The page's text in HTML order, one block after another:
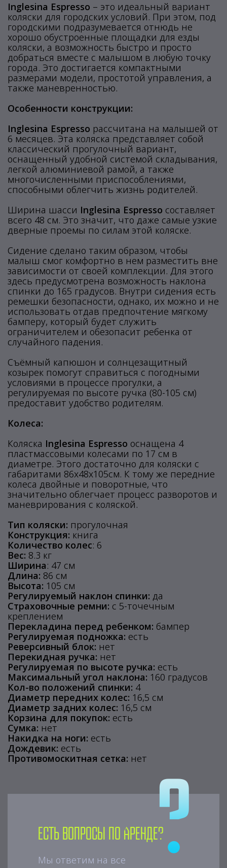
Inglesina Espresso – это идеальный вариант
коляски для городских условий. При этом, под
городскими подразумевается отнюдь не
хорошо обустроенные площадки для езды
коляски, а возможность быстро и просто
добраться вместе с малышом в любую точку
города. Это достигается компактными
размерами модели, простотой управления, а
также маневренностью.
Особенности конструкции:
Inglesina Espresso рассчитана на малышей от
6 месяцев. Эта коляска представляет собой
классический прогулочный вариант,
оснащенный удобной системой складывания,
легкой алюминиевой рамой, а также
многочисленными приспособлениями,
способными облегчить жизнь родителей.
Ширина шасси Inglesina Espresso составляет
всего 48 см. Это значит, что даже самые узкие
дверные проемы по силам этой коляске.
Сидение сделано таким образом, чтобы
малыш смог комфортно в нем разместить вне
зависимости от своей комплекции. Для этого
здесь предусмотрена возможность наклона
спинки до 165 градусов. Внутри сидения есть
ремешки безопасности, однако, их можно и не
использовать отдав предпочтение мягкому
бамперу, который будет служить
ограничителем и обезопасит ребенка от
случайного падения.
Съёмный капюшон и солнцезащитный
козырек помогут справиться с погодными
условиями в процессе прогулки, а
регулируемая по высоте ручка (80-105 см)
предоставит удобство родителям.
Колеса:
Коляска Inglesina Espresso оснащена 4
пластмассовыми колесами по 17 см в
диаметре. Этого достаточно для коляски с
габаритами 86х48х105см. К тому же передние
колеса двойные и поворотные, что
значительно облегчает процесс разворотов и
маневрирования с коляской.
Тип коляски: прогулочная
Конструкция: книга
Количество колес: 6
Вес: 8.3 кг
Ширина: 47 см
Длина: 86 см
Высота: 105 см
Регулируемый наклон спинки: да
Страховочные ремни: с 5-точечным
креплением
Перекладина перед ребенком: бампер
Регулируемая подножка: есть
Реверсивный блок: нет
Перекидная ручка: нет
Регулируемая по высоте ручка: есть
Максимальный угол наклона: 160 градусов
Кол-во положений спинки: 4
Диаметр передних колес: 16,5 см
Диаметр задних колес: 16,5 см
Корзина для покупок: есть
Сумка: нет
Накидка на ноги: есть
Дождевик: есть
Противомоскитная сетка: нет
Есть вопросы по аренде?
Мы ответим на все